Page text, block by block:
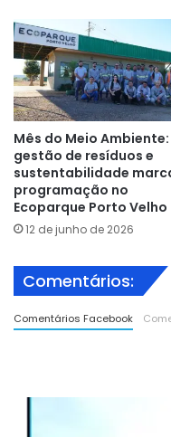
Mês do Meio Ambiente:
gestão de resíduos e
sustentabilidade
programação no
Ecoparque Porto Velho
12 de junho de 2026
Comentários:
Comentários Facebook